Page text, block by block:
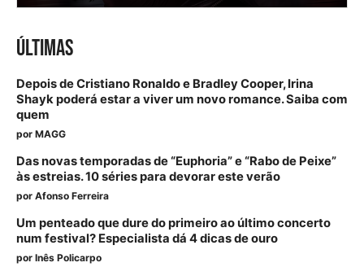
ÚLTIMAS
Depois de Cristiano Ronaldo e Bradley Cooper, Irina
Shayk poderá estar a viver um novo romance. Saiba com
quem
por MAGG
Das novas temporadas de “Euphoria” e “Rabo de Peixe”
às estreias. 10 séries para devorar este verão
por Afonso Ferreira
Um penteado que dure do primeiro ao último concerto
num festival? Especialista dá 4 dicas de ouro
por Inês Policarpo